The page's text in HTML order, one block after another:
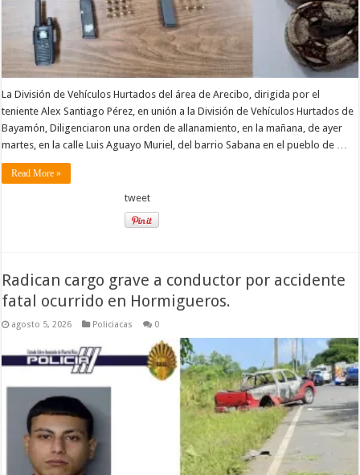
La División de Vehículos Hurtados del área de Arecibo, dirigida por el
teniente Alex Santiago Pérez, en unión a la División de Vehículos Hurtados de
Bayamón, Diligenciaron una orden de allanamiento, en la mañana, de ayer
martes, en la calle Luis Aguayo Muriel, del barrio Sabana en el pueblo de …
Read More »
tweet
Radican cargo grave a conductor por accidente
fatal ocurrido en Hormigueros.
agosto 5, 2026 Policiacas 0